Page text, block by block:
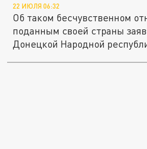
22 ИЮЛЯ 06:32
Об таком бесчувственном
поданным своей страны
Донецкой Народной